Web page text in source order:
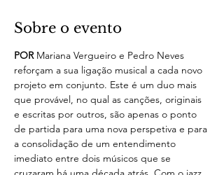
Sobre o evento
POR Mariana Vergueiro e Pedro Neves
reforçam a sua ligação musical a cada novo
projeto em conjunto. Este é um duo mais
que provável, no qual as canções, originais
e escritas por outros, são apenas o ponto
de partida para uma nova perspetiva e para
a consolidação de um entendimento
imediato entre dois músicos que se